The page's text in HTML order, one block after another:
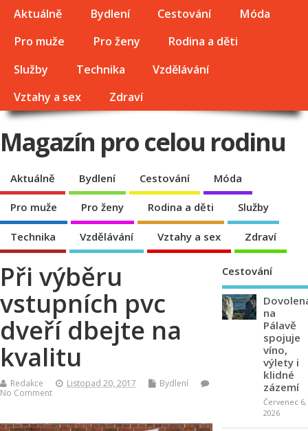
Aktuálně Bydlení Cestování
Móda
Pro muže
Pro ženy
Rodina a děti
Služby
Technika
Vzdělávání
Vztahy a sex
Zdraví
Magazín pro celou rodinu
Aktuálně Bydlení Cestování Móda
Pro muže Pro ženy Rodina a děti Služby
Technika Vzdělávání Vztahy a sex Zdraví
Při výběru
vstupních pvc
dveří dbejte na
kvalitu
Redakce Listopad 20, 2017
Bydlení
No Comment
Cestování
na
Pálavě
spojuje
víno,
výlety i
klidné
zázemí
Červenec 6,
2026